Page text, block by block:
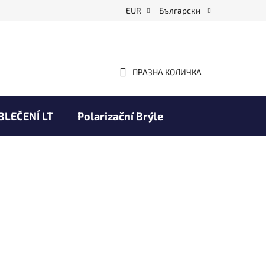
EUR Български
КОЛИЧКА
ПАЗАРУВАНЕ
ПРАЗНА КОЛИЧКА
LT Polarizační Brýle